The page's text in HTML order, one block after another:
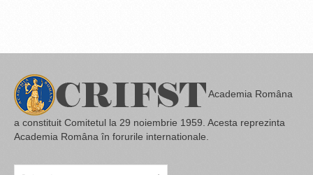
Academia Româna
a constituit Comitetul la 29 noiembrie 1959. Acesta reprezinta
Academia Româna în forurile internationale.